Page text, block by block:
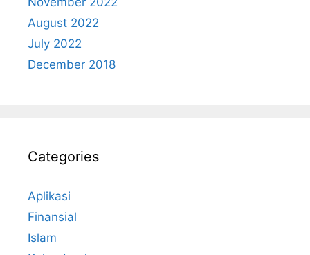
August 2022
July 2022
December 2018
Categories
Aplikasi
Finansial
Islam